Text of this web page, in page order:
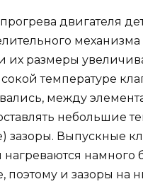
двигателя
механизма
их размеры
температуре
между
небольшие
зазоры. Выпускные
нагреваются намного
поэтому и зазоры на